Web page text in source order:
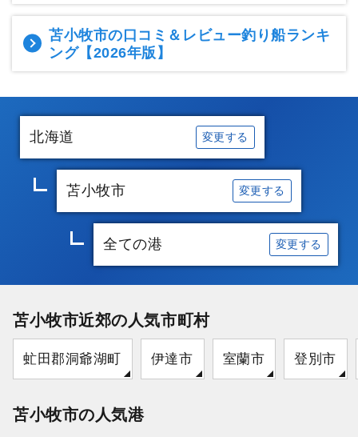
苫小牧市の口コミ＆レビュー釣り船ランキ
ング【2026年版】
北海道 変更する
苫小牧市 変更する
全ての港 変更する
苫小牧市近郊の人気市町村
虻田郡洞爺湖町 伊達市 室蘭市 登別市
苫小牧市の人気港